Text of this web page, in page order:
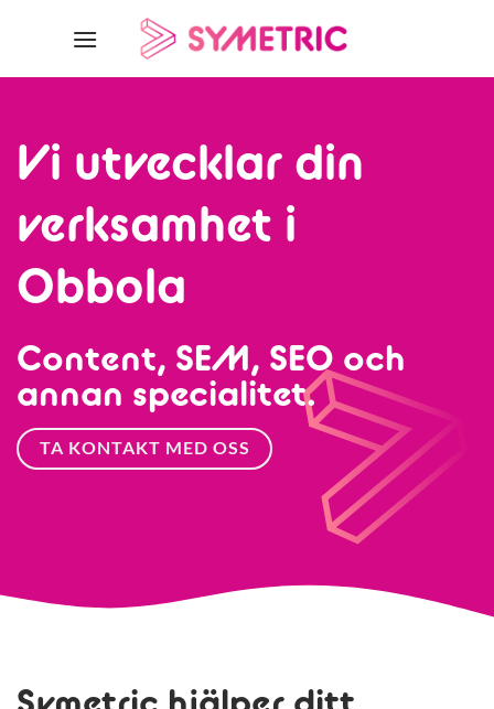
Vi utvecklar din
verksamhet i
Obbola
Content, SEM, SEO och
annan specialitet.
TA KONTAKT MED OSS